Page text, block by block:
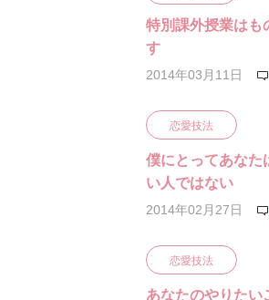
特別課外授業はも
す
2014年03月11日
恋愛技法
僕にとってあなた
い人ではない
2014年02月27日
恋愛技法
あなたのやりたい